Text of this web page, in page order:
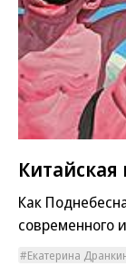
Как
современного
Екатерина